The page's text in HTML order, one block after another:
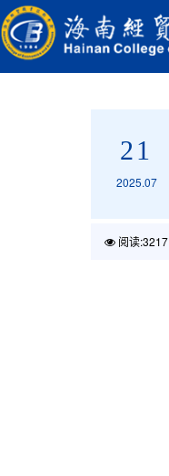
21
2025.07
阅读:3217